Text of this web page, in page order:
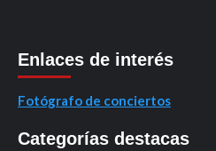
Enlaces de interés
Fotógrafo de conciertos
Categorías destacas